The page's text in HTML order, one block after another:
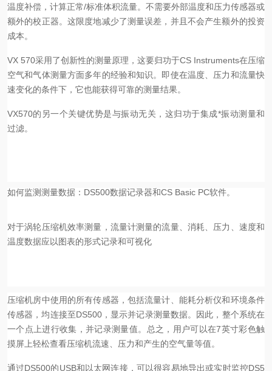
温度补偿，计算正常/标准体积流量。不需要外部温度和压力传感器或
额外的校正器。这限度地减少了测量误差，并且不会产生额外的投资
成本。
VX 570采用了创新性的测量原理，这要归功于CS Instruments在压缩
空气和气体测量方面多年的经验和知识。即使在温度、压力和流量快
速变化的条件下，它也能获得可靠的测量结果。
VX570的另一个关键优势是与振动无关，这归功于集成*振动测量和
过滤。
如何监测测量数据：DS500数据记录器和CS Basic PC软件。
对于涡轮压缩机效率测量，流量计测量的流量、消耗、压力、速度和
温度数据应以图表的形式记录和可视化
压缩机房中使用的所有传感器，包括流量计、能耗分析仪和环境条件
传感器，均连接至DS500，显示并记录测量数据。因此，整个系统在
一个点上进行收集，并记录测量值。总之，用户可以在7英寸彩色触
摸屏上轻松查看压缩机流速、压力和产生的空气量等值。
通过DS500的USB和以太网连接，可以很容易地导出或实时监控DS5